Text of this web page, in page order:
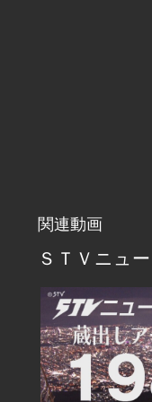
関連動画
ＳＴＶニュ